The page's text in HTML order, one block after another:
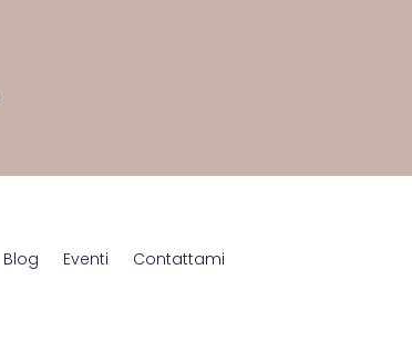
Blog Eventi Contattami